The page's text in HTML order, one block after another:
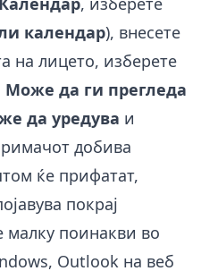
календар), внесете
на лицето, изберете
Може да ги прегледа
да уредува и
добива
ќе прифатат,
покрај
малку поинакви во
Outlook на веб